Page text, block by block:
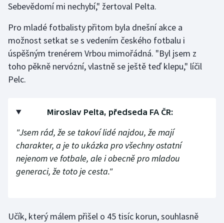
Triatlon
Veslování
Vodní slalom
Volejbal
Sebevědomí mi nechybí," žertoval Pelta.
Pro mladé fotbalisty přitom byla dnešní akce a
možnost setkat se s vedením českého fotbalu i
úspěšným trenérem Vrbou mimořádná. "Byl jsem z
toho pěkně nervózní, vlastně se ještě teď klepu," líčil
Pelc.
Miroslav Pelta, předseda FA ČR:
"Jsem rád, že se takoví lidé najdou, že mají
charakter, a je to ukázka pro všechny ostatní
nejenom ve fotbale, ale i obecně pro mladou
generaci, že toto je cesta."
Učík, který málem přišel o 45 tisíc korun, souhlasně